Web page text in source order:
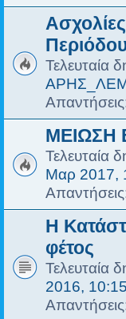
Τελευταία
ΜΕΙΩΣΗ
Τελευταία
Μαρ 2017,
Η
φέτος
Τελευταία
2016, 10:15